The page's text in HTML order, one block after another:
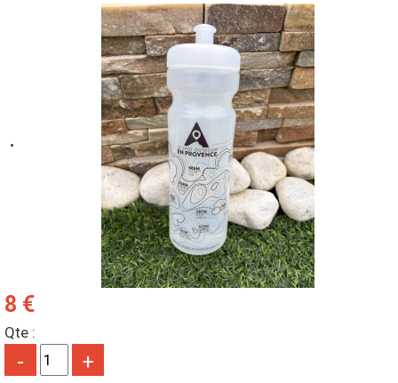
8 €
Qte :
- +